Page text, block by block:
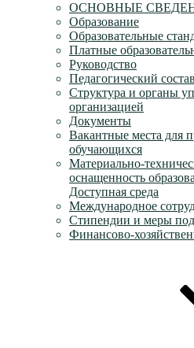
ОСНОВНЫЕ
Образование
Образовательные
Платные
Руководство
Педагогический состав
Структура и органы
организацией
Документы
Вакантные места для
обучающихся
Материально-
оснащенность
Доступная среда
Международное
Стипендии и меры
Финансово-